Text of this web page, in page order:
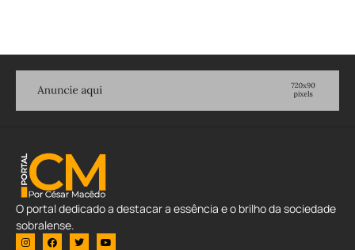
O portal dedicado a destacar a essência e o brilho da sociedade
sobralense.